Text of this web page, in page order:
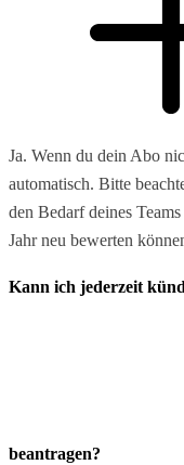
Ja. Wenn du dein Abo
automatisch. Bitte
den Bedarf deines
Jahr neu bewerten
Kann ich jederzeit
beantragen?